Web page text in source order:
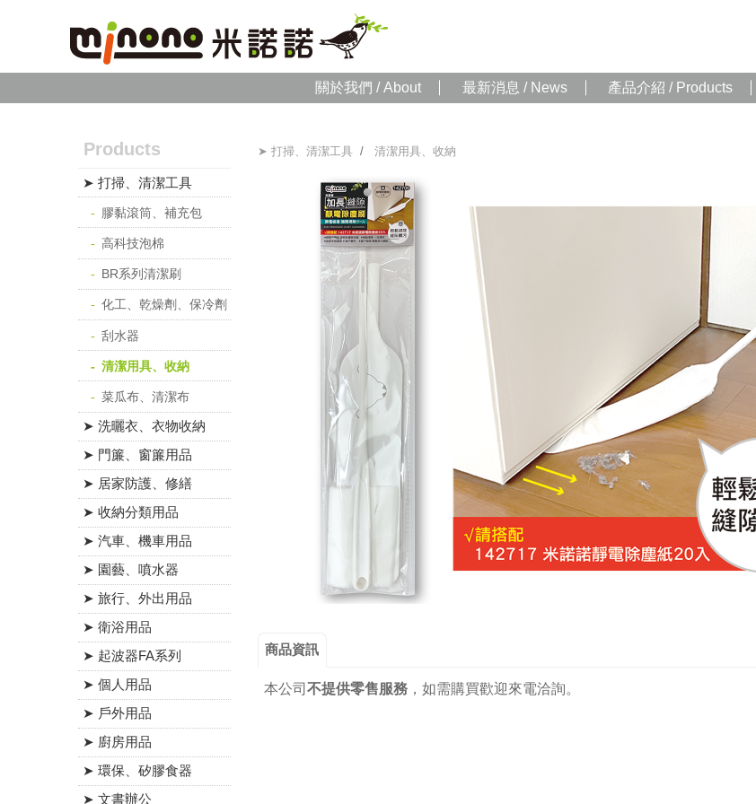
關於我們 / About 最新消息 / News 產品介紹 / Products
Products
➤ 打掃、清潔工具
膠黏滾筒、補充包
高科技泡棉
BR系列清潔刷
化工、乾燥劑、保冷劑
刮水器
清潔用具、收納
菜瓜布、清潔布
➤ 洗曬衣、衣物收納
➤ 門簾、窗簾用品
➤ 居家防護、修繕
➤ 收納分類用品
➤ 汽車、機車用品
➤ 園藝、噴水器
➤ 旅行、外出用品
➤ 衛浴用品
➤ 起波器FA系列
➤ 個人用品
➤ 戶外用品
➤ 廚房用品
➤ 環保、矽膠食器
➤ 文書辦公
➤ 打掃、清潔工具/ 清潔用具、收納
商品資訊
本公司不提供零售服務 ，如需購買歡迎來電洽詢。